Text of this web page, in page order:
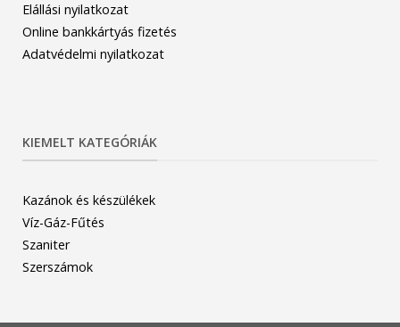
Elállási nyilatkozat
Online bankkártyás fizetés
Adatvédelmi nyilatkozat
KIEMELT KATEGÓRIÁK
Kazánok és készülékek
Víz-Gáz-Fűtés
Szaniter
Szerszámok